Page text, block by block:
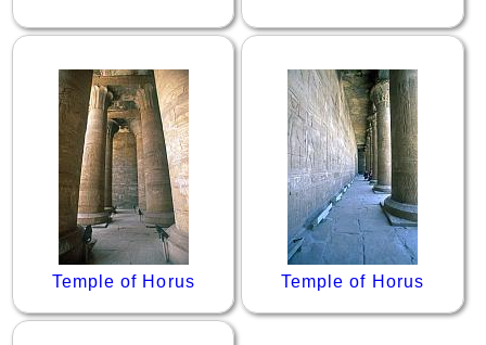
Temple of Horus Temple of Horus